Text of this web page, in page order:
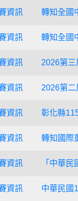
資訊 轉知全國
資訊 轉知全國
資訊 2026第
資訊 2026第
資訊 彰化縣
資訊 轉知國際
資訊 「中華
資訊 中華民國